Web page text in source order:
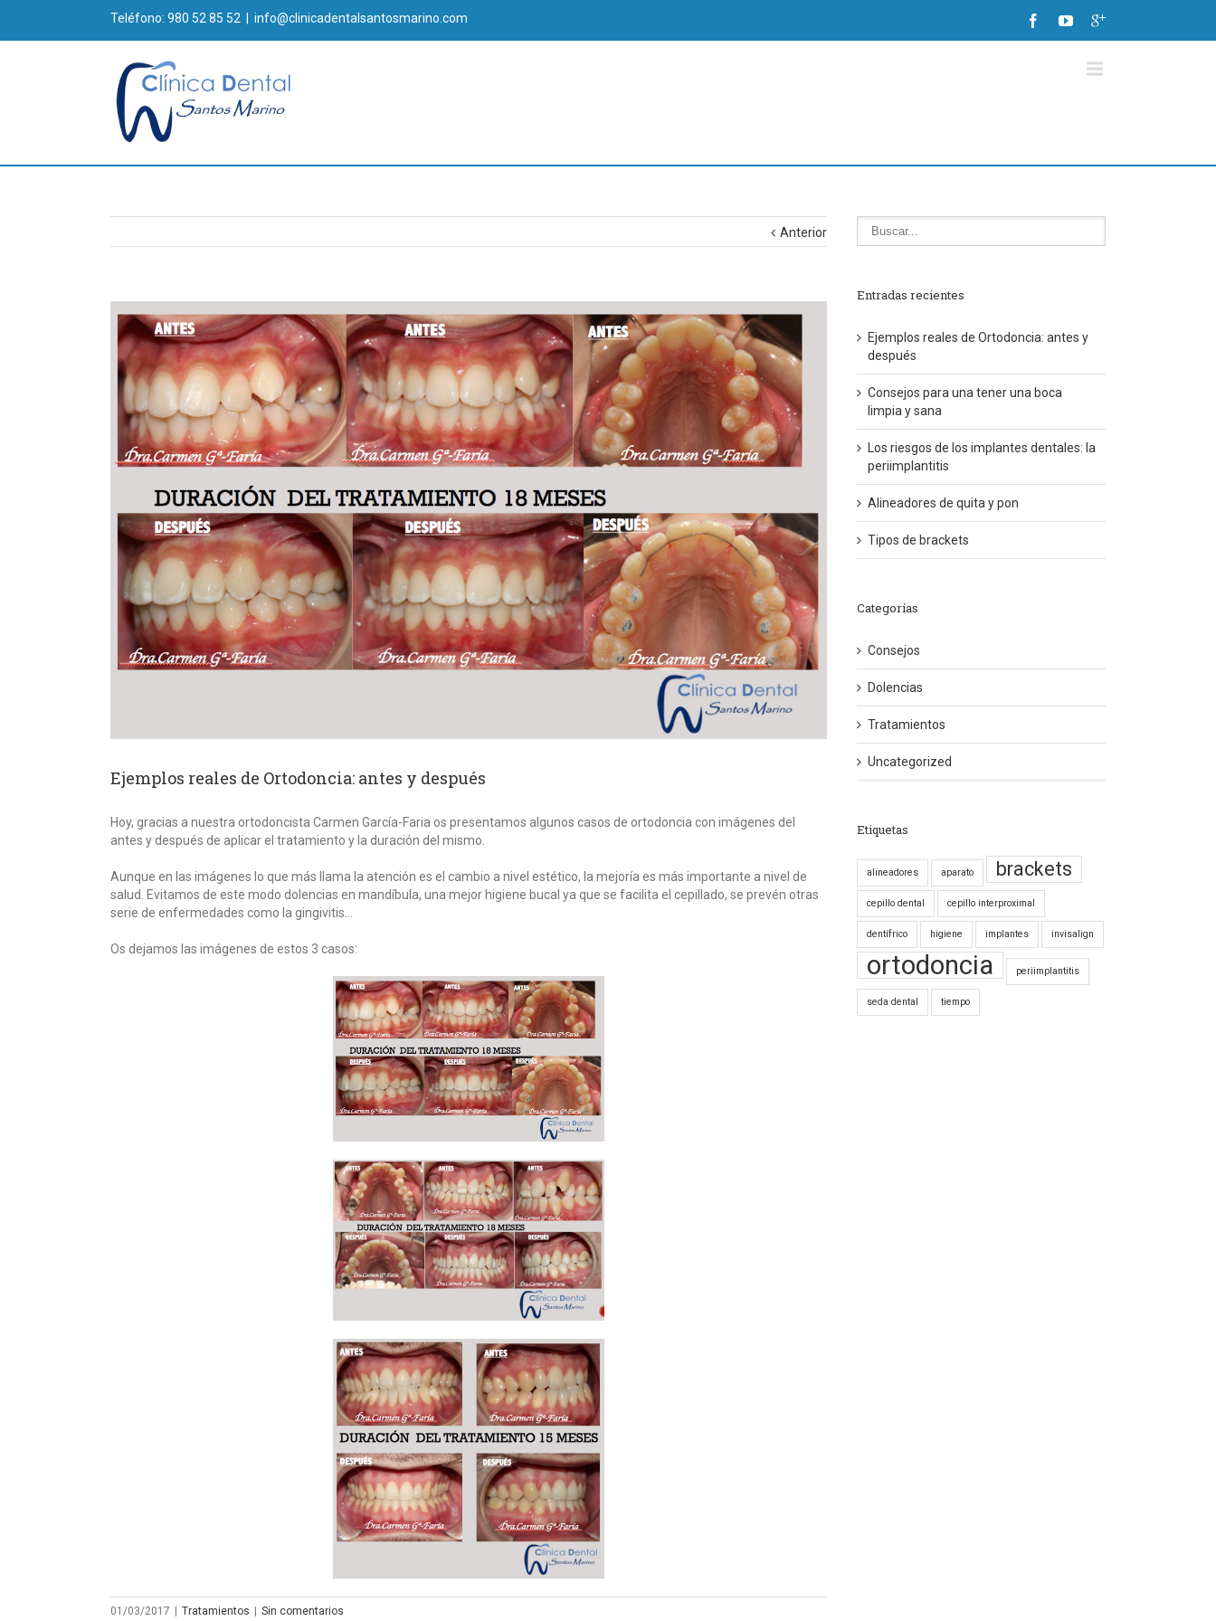
Teléfono: 980 52 85 52 info@clinicadentalsantosmarino.com
Anterior
Ejemplos reales de Ortodoncia: antes y después
Hoy, gracias a nuestra ortodoncista Carmen García-Faria os presentamos algunos casos de ortodoncia con imágenes del
antes y después de aplicar el tratamiento y la duración del mismo.
Aunque en las imágenes lo que más llama la atención es el cambio a nivel estético, la mejoría es más importante a nivel de
salud. Evitamos de este modo dolencias en mandíbula, una mejor higiene bucal ya que se facilita el cepillado, se prevén otras
serie de enfermedades como la gingivitis…
Os dejamos las imágenes de estos 3 casos:
01/03/2017 | Tratamientos | Sin comentarios
Entradas recientes
Ejemplos reales de Ortodoncia: antes y
después
Consejos para una tener una boca
limpia y sana
Los riesgos de los implantes dentales: la
periimplantitis
Alineadores de quita y pon
Tipos de brackets
Categorías
Consejos
Dolencias
Tratamientos
Uncategorized
Etiquetas
alineadores aparato brackets
cepillo dental cepillo interproximal
dentífrico higiene implantes invisalign
ortodoncia periimplantitis
seda dental tiempo